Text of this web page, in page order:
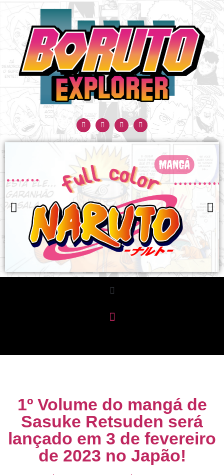
1º Volume do mangá de
Sasuke Retsuden será
lançado em 3 de fevereiro
de 2023 no Japão!